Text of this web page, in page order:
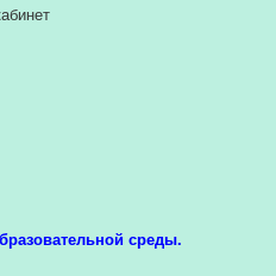
кабинет
среды.